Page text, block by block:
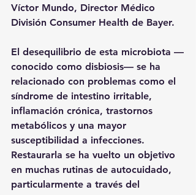
Víctor Mundo, Director Médico
División Consumer Health de Bayer.
El desequilibrio de esta microbiota —
conocido como disbiosis— se ha
relacionado con problemas como el
síndrome de intestino irritable,
inflamación crónica, trastornos
metabólicos y una mayor
susceptibilidad a infecciones.
Restaurarla se ha vuelto un objetivo
en muchas rutinas de autocuidado,
particularmente a través del